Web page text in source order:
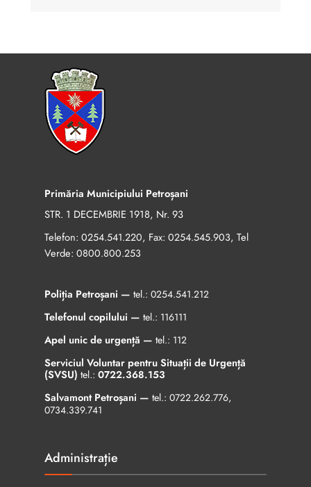
Primăria Municipiului Petroșani
STR. 1 DECEMBRIE 1918, Nr. 93
Telefon: 0254.541.220, Fax: 0254.545.903, Tel
Verde: 0800.800.253
Poliția Petroșani — tel.: 0254.541.212
Telefonul copilului — tel.: 116111
Apel unic de urgență — tel.: 112
Serviciul Voluntar pentru Situații de Urgență
(SVSU) tel.: 0722.368.153
Salvamont Petroșani — tel.: 0722.262.776,
0734.339.741
Administrație